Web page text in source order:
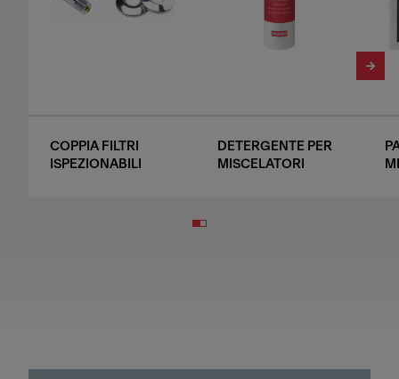
COPPIA FILTRI
ISPEZIONABILI
DETERGENTE PER
MISCELATORI